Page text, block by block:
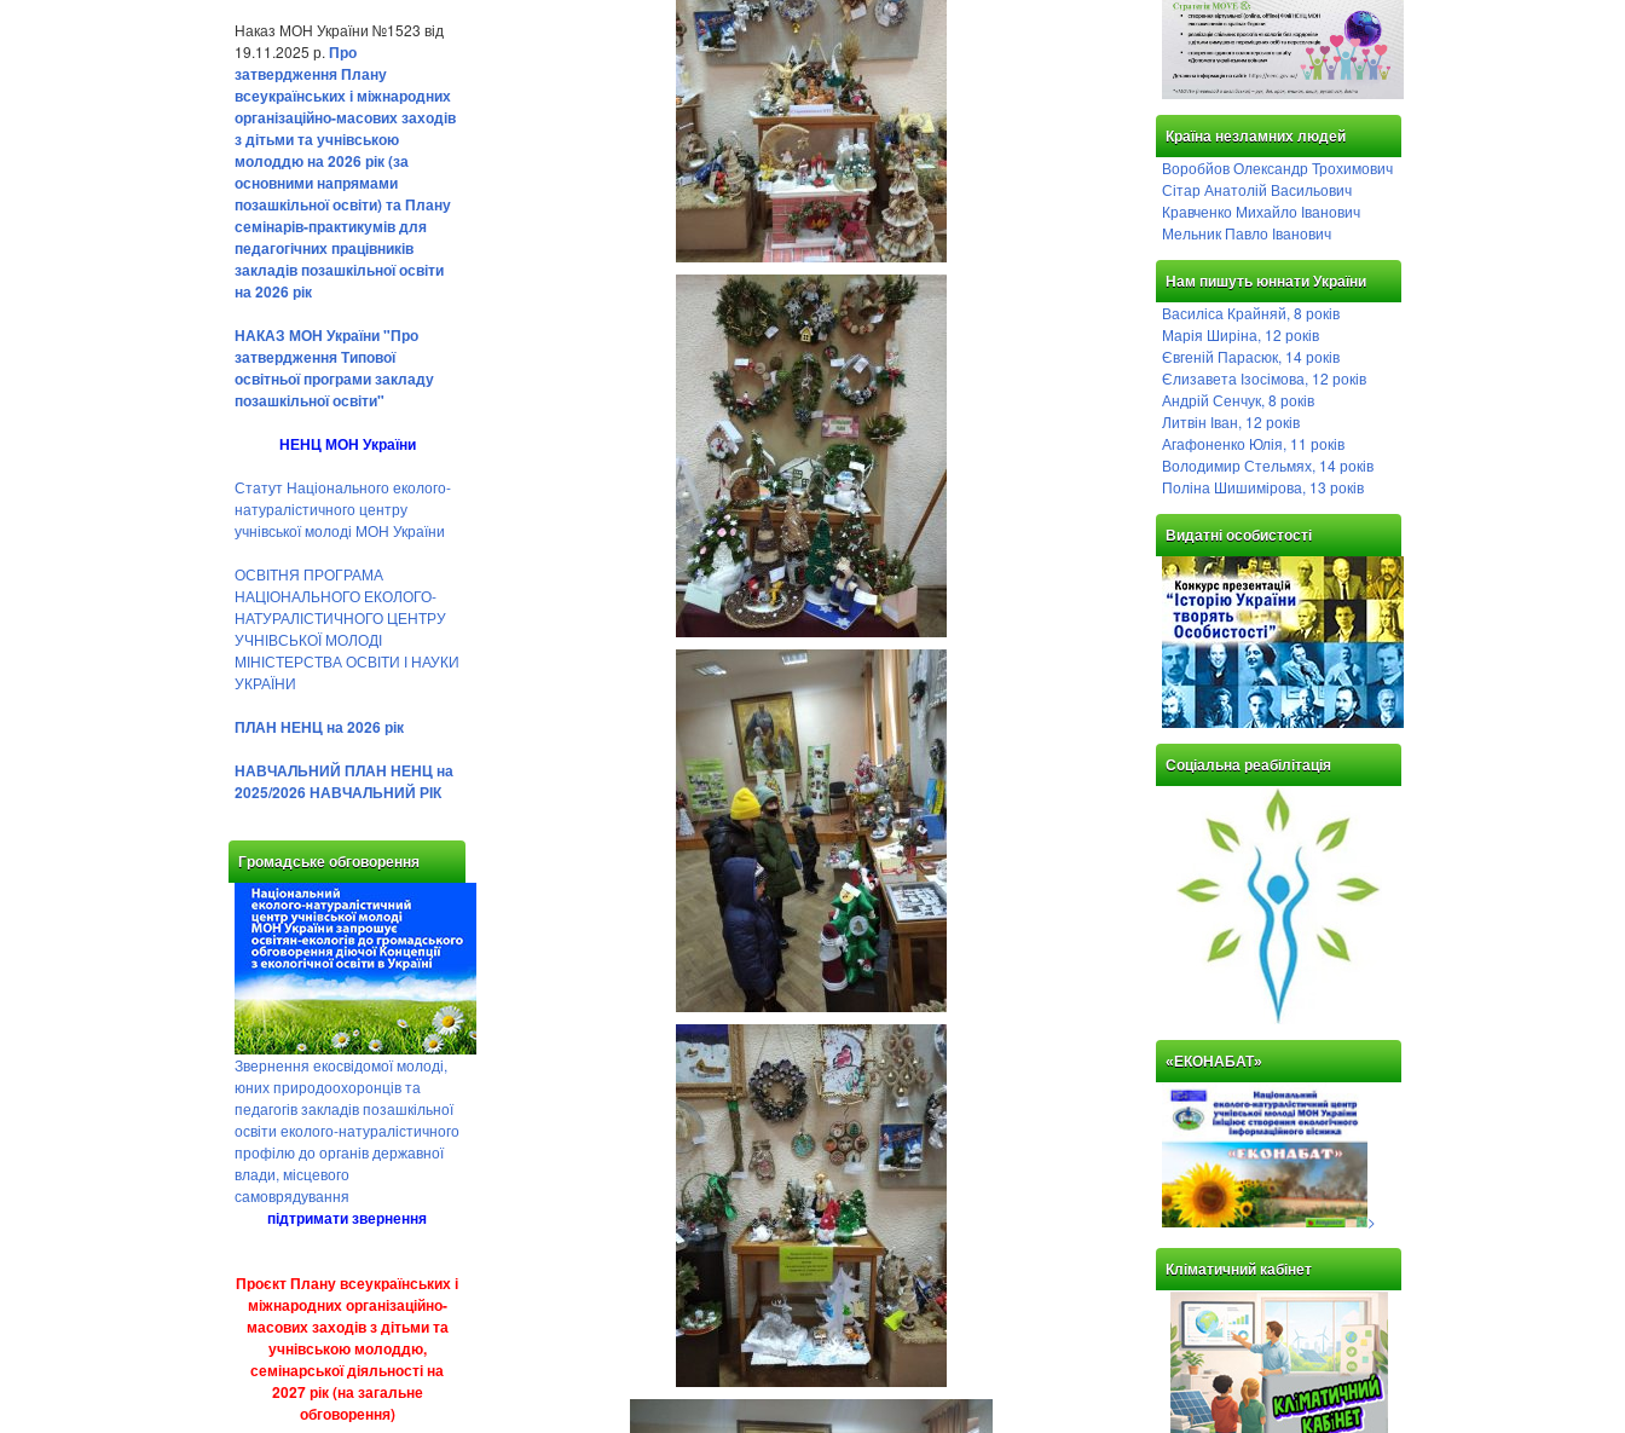
Наказ МОН України №1523 від
19.11.2025 р. Про
затвердження Плану
всеукраїнських і міжнародних
організаційно-масових заходів
з дітьми та учнівською
молоддю на 2026 рік (за
основними напрямами
позашкільної освіти) та Плану
семінарів-практикумів для
педагогічних працівників
закладів позашкільної освіти
на 2026 рік
НАКАЗ МОН України "Про
затвердження Типової
освітньої програми закладу
позашкільної освіти"
НЕНЦ МОН України
Статут Національного еколого-
натуралістичного центру
учнівської молоді МОН України
ОСВІТНЯ ПРОГРАМА
НАЦІОНАЛЬНОГО ЕКОЛОГО-
НАТУРАЛІСТИЧНОГО ЦЕНТРУ
УЧНІВСЬКОЇ МОЛОДІ
МІНІСТЕРСТВА ОСВІТИ І НАУКИ
УКРАЇНИ
ПЛАН НЕНЦ на 2026 рік
НАВЧАЛЬНИЙ ПЛАН НЕНЦ на
2025/2026 НАВЧАЛЬНИЙ РІК
Громадське обговорення
Звернення екосвідомої молоді,
юних природоохоронців та
педагогів закладів позашкільної
освіти еколого-натуралістичного
профілю до органів державної
влади, місцевого
самоврядування
підтримати звернення
Проєкт Плану всеукраїнських і
міжнародних організаційно-
масових заходів з дітьми та
учнівською молоддю,
семінарської діяльності на
2027 рік (на загальне
обговорення)
Країна незламних людей
Воробйов Олександр Трохимович
Сітар Анатолій Васильович
Кравченко Михайло Іванович
Мельник Павло Іванович
Нам пишуть юннати України
Василіса Крайняй, 8 років
Марія Ширіна, 12 років
Євгеній Парасюк, 14 років
Єлизавета Ізосімова, 12 років
Андрій Сенчук, 8 років
Литвін Іван, 12 років
Агафоненко Юлія, 11 років
Володимир Стельмях, 14 років
Поліна Шишимірова, 13 років
Видатні особистості
Соціальна реабілітація
«ЕКОНАБАТ»
>
Кліматичний кабінет